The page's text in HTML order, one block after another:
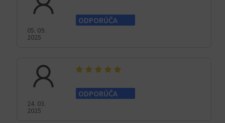
05. 09.
2025
ODPORÚČA
24. 03.
2025
ODPORÚČA